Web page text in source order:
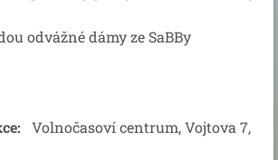
odvážné dámy ze SaBBy
Volnočasoví centrum, Vojtova 7,